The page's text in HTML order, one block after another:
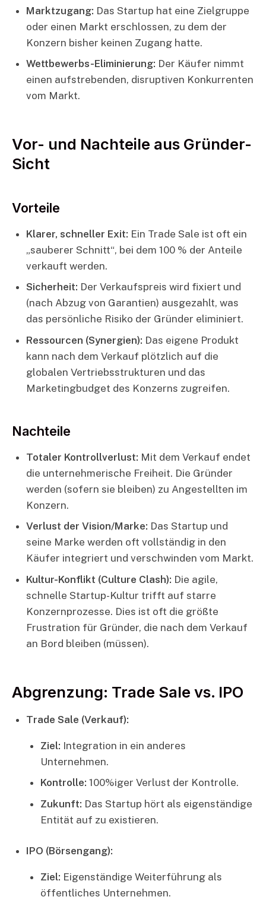
Marktzugang: Das Startup hat eine Zielgruppe
oder einen Markt erschlossen, zu dem der
Konzern bisher keinen Zugang hatte.
Wettbewerbs-Eliminierung: Der Käufer nimmt
einen aufstrebenden, disruptiven Konkurrenten
vom Markt.
Vor- und Nachteile aus Gründer-
Sicht
Vorteile
Klarer, schneller Exit: Ein Trade Sale ist oft ein
„sauberer Schnitt“, bei dem 100 % der Anteile
verkauft werden.
Sicherheit: Der Verkaufspreis wird fixiert und
(nach Abzug von Garantien) ausgezahlt, was
das persönliche Risiko der Gründer eliminiert.
Ressourcen (Synergien): Das eigene Produkt
kann nach dem Verkauf plötzlich auf die
globalen Vertriebsstrukturen und das
Marketingbudget des Konzerns zugreifen.
Nachteile
Totaler Kontrollverlust: Mit dem Verkauf endet
die unternehmerische Freiheit. Die Gründer
werden (sofern sie bleiben) zu Angestellten im
Konzern.
Verlust der Vision/Marke: Das Startup und
seine Marke werden oft vollständig in den
Käufer integriert und verschwinden vom Markt.
Kultur-Konflikt (Culture Clash): Die agile,
schnelle Startup-Kultur trifft auf starre
Konzernprozesse. Dies ist oft die größte
Frustration für Gründer, die nach dem Verkauf
an Bord bleiben (müssen).
Abgrenzung: Trade Sale vs. IPO
Trade Sale (Verkauf):
Ziel: Integration in ein anderes
Unternehmen.
Kontrolle: 100%iger Verlust der Kontrolle.
Zukunft: Das Startup hört als eigenständige
Entität auf zu existieren.
IPO (Börsengang):
Ziel: Eigenständige Weiterführung als
öffentliches Unternehmen.